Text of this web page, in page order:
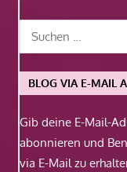
BLOG VIA E-MAIL
Gib deine E-Mail-
abonnieren und
via E-Mail zu